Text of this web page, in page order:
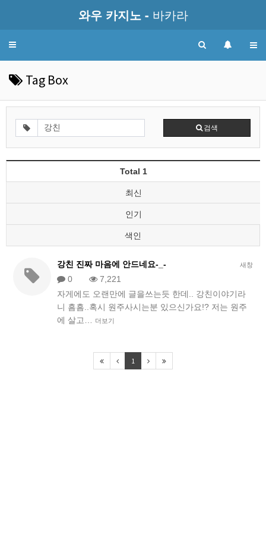
와우 카지노 - 바카라
Toggle
Tag Box
검색
Total 1
최신
인기
색인
새창
강친 진짜 마음에 안드네요-_-
0
7,221
자게에도 오랜만에 글을쓰는듯 한데.. 강친이야기라
니 흠흠..혹시 원주사시는분 있으신가요!? 저는 원주
에 살고…
더보기
1